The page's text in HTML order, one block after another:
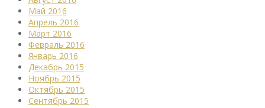
Май 2016
Апрель 2016
Март 2016
Февраль 2016
Январь 2016
Декабрь 2015
Ноябрь 2015
Октябрь 2015
Сентябрь 2015